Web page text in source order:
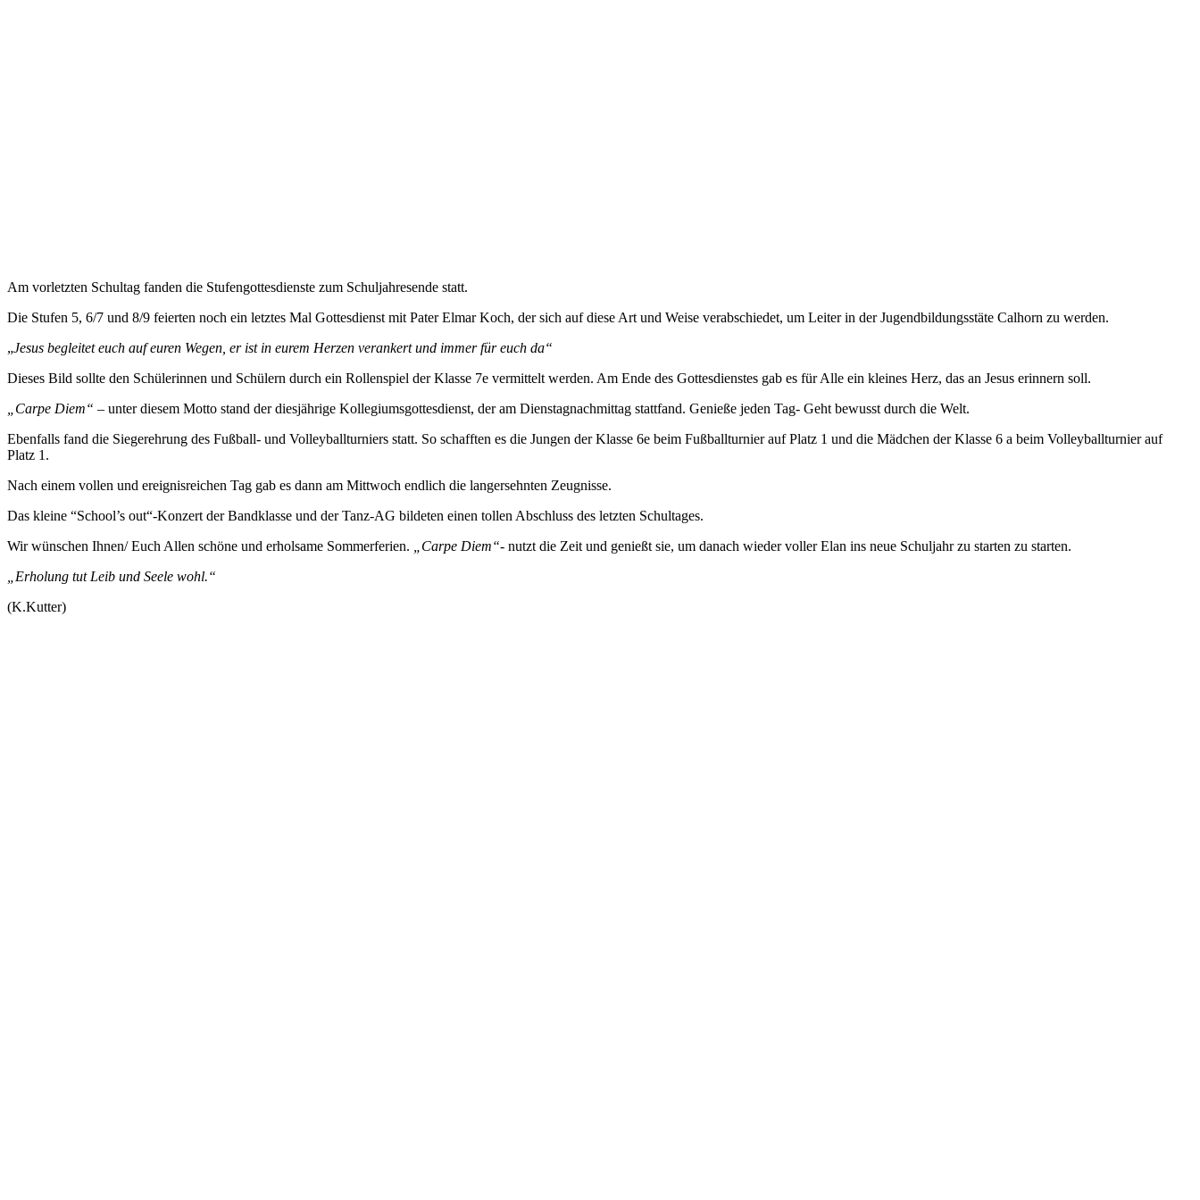
Am vorletzten Schultag fanden die Stufengottesdienste zum Schuljahresende statt.
Die Stufen 5, 6/7 und 8/9 feierten noch ein letztes Mal Gottesdienst mit Pater Elmar Koch, der sich auf diese Art und Weise verabschiedet, um Leiter in der Jugendbildungsstäte Calhorn zu werden.
„Jesus begleitet euch auf euren Wegen, er ist in eurem Herzen verankert und immer für euch da“
Dieses Bild sollte den Schülerinnen und Schülern durch ein Rollenspiel der Klasse 7e vermittelt werden. Am Ende des Gottesdienstes gab es für Alle ein kleines Herz, das an Jesus erinnern soll.
„Carpe Diem“ – unter diesem Motto stand der diesjährige Kollegiumsgottesdienst, der am Dienstagnachmittag stattfand. Genieße jeden Tag- Geht bewusst durch die Welt.
Ebenfalls fand die Siegerehrung des Fußball- und Volleyballturniers statt. So schafften es die Jungen der Klasse 6e beim Fußballturnier auf Platz 1 und die Mädchen der Klasse 6 a beim Volleyballturnier auf
Platz 1.
Nach einem vollen und ereignisreichen Tag gab es dann am Mittwoch endlich die langersehnten Zeugnisse.
Das kleine “School’s out“-Konzert der Bandklasse und der Tanz-AG bildeten einen tollen Abschluss des letzten Schultages.
Wir wünschen Ihnen/ Euch Allen schöne und erholsame Sommerferien.
„Carpe Diem“- nutzt die Zeit und genießt sie, um danach wieder voller Elan ins neue Schuljahr zu starten zu starten.
„Erholung tut Leib und Seele wohl.“
(K.Kutter)